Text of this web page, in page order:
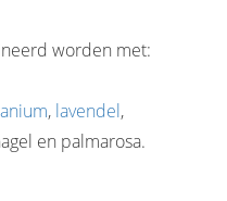
worden met:
, lavendel,
en palmarosa.